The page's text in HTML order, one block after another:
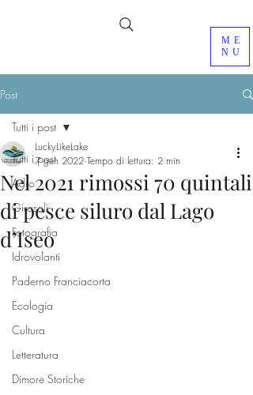
ME
NU
Post
Tutti i post
Adro
Girasoli
Fotografia
Idrovolanti
Paderno Franciacorta
Ecologia
Cultura
Letteratura
Dimore Storiche
Tutti i post
Nel 2021 rimossi 70 quintali
di pesce siluro dal Lago
d’Iseo
LuckyLikeLake
7 gen 2022 Tempo di lettura: 2 min